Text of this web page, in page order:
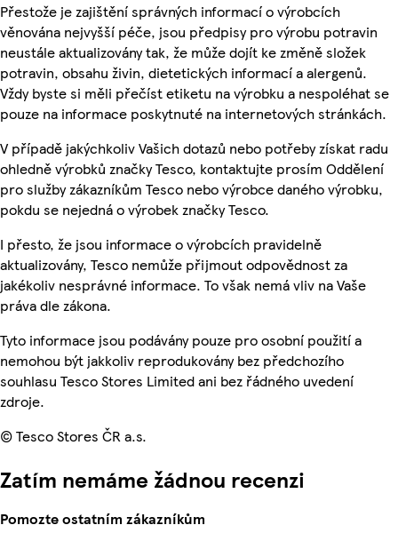
Přestože je zajištění správných informací o výrobcích
věnována nejvyšší péče, jsou předpisy pro výrobu potravin
neustále aktualizovány tak, že může dojít ke změně složek
potravin, obsahu živin, dietetických informací a alergenů.
Vždy byste si měli přečíst etiketu na výrobku a nespoléhat se
pouze na informace poskytnuté na internetových stránkách.
V případě jakýchkoliv Vašich dotazů nebo potřeby získat radu
ohledně výrobků značky Tesco, kontaktujte prosím Oddělení
pro služby zákazníkům Tesco nebo výrobce daného výrobku,
pokdu se nejedná o výrobek značky Tesco.
I přesto, že jsou informace o výrobcích pravidelně
aktualizovány, Tesco nemůže přijmout odpovědnost za
jakékoliv nesprávné informace. To však nemá vliv na Vaše
práva dle zákona.
Tyto informace jsou podávány pouze pro osobní použití a
nemohou být jakkoliv reprodukovány bez předchozího
souhlasu Tesco Stores Limited ani bez řádného uvedení
zdroje.
© Tesco Stores ČR a.s.
Zatím nemáme žádnou recenzi
Pomozte ostatním zákazníkům